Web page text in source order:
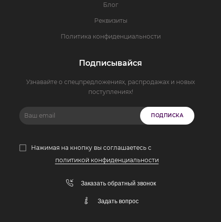
Блог
Реквизиты
Политика конфиденциальности
Подписывайся
Узнавайте о спецпредложениях, распродажах и новых
поступлениях!
ПОДПИСКА
Нажимая на кнопку вы соглашаетесь с
политикой конфиденциальности
Заказать обратный звонок
Задать вопрос